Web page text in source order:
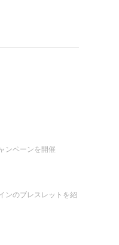
ンペーンを開催
ンのブレスレットを紹